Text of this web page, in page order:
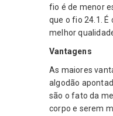
fio é de menor
que o fio 24.1.
melhor
Vantagens
As maiores
algodão
são o fato da
corpo e serem